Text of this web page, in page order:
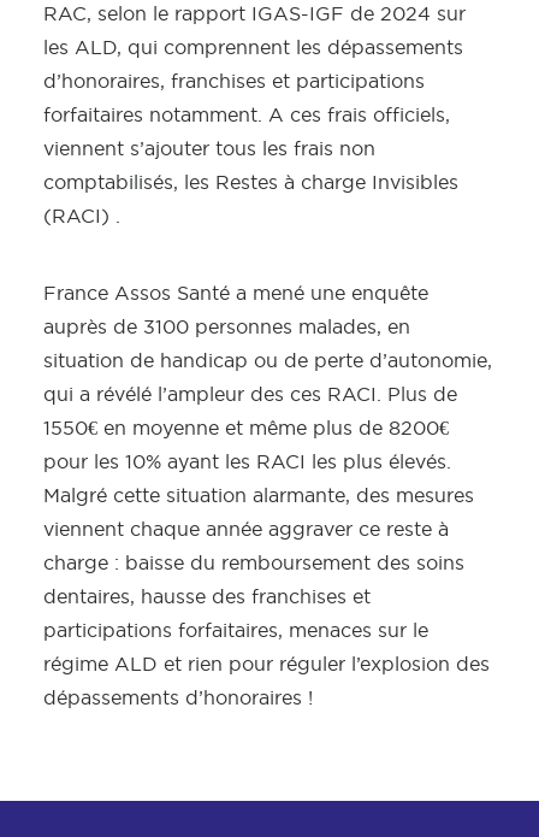
RAC, selon le rapport IGAS-IGF de 2024 sur
les ALD, qui comprennent les dépassements
d’honoraires, franchises et participations
forfaitaires notamment. A ces frais officiels,
viennent s’ajouter tous les frais non
comptabilisés, les Restes à charge Invisibles
(RACI) .
France Assos Santé a mené une enquête
auprès de 3100 personnes malades, en
situation de handicap ou de perte d’autonomie,
qui a révélé l’ampleur des ces RACI. Plus de
1550€ en moyenne et même plus de 8200€
pour les 10% ayant les RACI les plus élevés.
Malgré cette situation alarmante, des mesures
viennent chaque année aggraver ce reste à
charge : baisse du remboursement des soins
dentaires, hausse des franchises et
participations forfaitaires, menaces sur le
régime ALD et rien pour réguler l’explosion des
dépassements d’honoraires !